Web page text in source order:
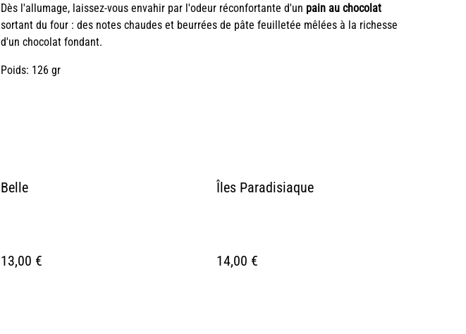
Dès l'allumage, laissez-vous envahir par l'odeur réconfortante d'un pain au chocolat
sortant du four : des notes chaudes et beurrées de pâte feuilletée mêlées à la richesse
d'un chocolat fondant.
Poids: 126 gr
Belle
13,00 €
Îles Paradisiaque
14,00 €